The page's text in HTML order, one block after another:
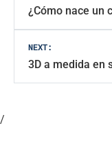
de
entradas
¿Cómo nace un
NEXT:
3D a medida en
/